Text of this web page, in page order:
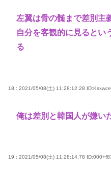
左翼は骨の髄まで差別主
自分を客観的に見るとい
る
18 : 2021/05/08(土) 11:28:12.28
俺は差別と韓国人が嫌い
19 : 2021/05/08(土) 11:28:14.78